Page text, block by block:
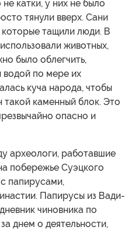
катки, у них не было
тянули вверх. Сани
которые тащили люди. В
животных,
было облегчить,
водой по мере их
куча народа, чтобы
такой каменный блок. Это
опасно и
археологи, работавшие
побережье Суэцкого
папирусами,
Папирусы из Вади-
чиновника по
днем о деятельности,